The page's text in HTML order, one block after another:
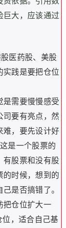
巨大，应该通过
医药股、美股
实践是要把仓位
是需要慢慢感受
司要有亮点，然
难，要先设计好
是一个股票的
有股票和没有股
的时候，想到的
是否搞错了。
把仓位扩大一
，适合自己基